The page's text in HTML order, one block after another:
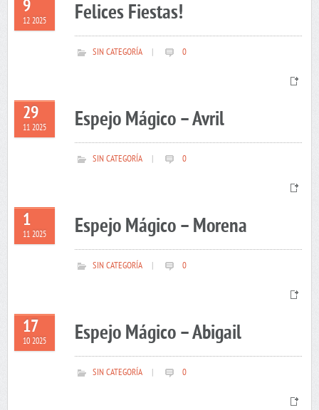
9
12 2025 Felices Fiestas!
SIN CATEGORÍA 0
29
11 2025 Espejo Mágico – Avril
SIN CATEGORÍA 0
1
11 2025 Espejo Mágico – Morena
SIN CATEGORÍA 0
17
10 2025 Espejo Mágico – Abigail
SIN CATEGORÍA 0